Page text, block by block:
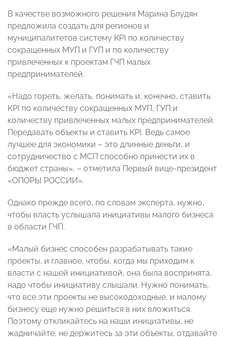
В качестве возможного решения Марина Блудян
предложила создать для регионов и
муниципалитетов систему KPI по количеству
сокращенных МУП и ГУП и по количеству
привлеченных к проектам ГЧП малых
предпринимателей.
«Надо гореть, желать, понимать и, конечно, ставить
KPI по количеству сокращенных МУП, ГУП и
количеству привлеченных малых предпринимателей.
Передавать объекты и ставить KPI. Ведь самое
лучшее для экономики – это длинные деньги, и
сотрудничество с МСП способно принести их в
бюджет страны», – отметила Первый вице-президент
«ОПОРЫ РОССИИ».
Однако прежде всего, по словам эксперта, нужно,
чтобы власть услышала инициативы малого бизнеса
в области ГЧП.
«Малый бизнес способен разрабатывать такие
проекты, и главное, чтобы, когда мы приходим к
власти с нашей инициативой, она была воспринята,
надо чтобы инициативу слышали. Нужно понимать,
что все эти проекты не высокодоходные, и малому
бизнесу еще нужно решиться в них вложиться.
Поэтому откликайтесь на наши инициативы, не
жадничайте, не держитесь за эти объекты, отдавайте